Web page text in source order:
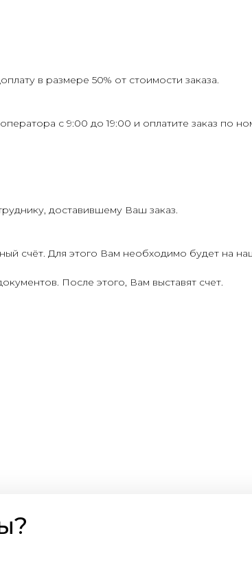
в размере 50% от стоимости заказа.
с 9:00 до 19:00 и оплатите заказ по
доставившему Ваш заказ.
счёт. Для этого Вам необходимо будет на
После этого, Вам выставят счет.